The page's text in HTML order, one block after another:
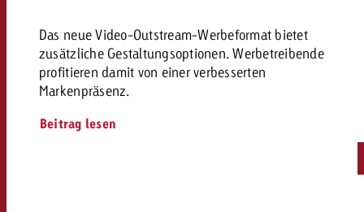
Das neue Video-Outstream-Werbeformat bietet
zusätzliche Gestaltungsoptionen. Werbetreibende
profitieren damit von einer verbesserten
Markenpräsenz.
Beitrag lesen